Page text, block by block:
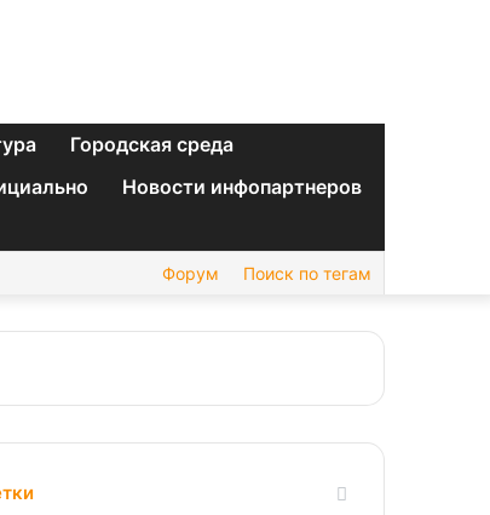
Городская среда
Новости инфопартнеров
Форум Поиск по тегам